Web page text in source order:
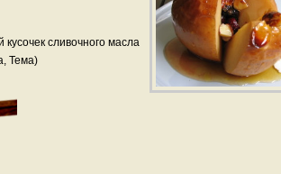
сливочного масла
Тема)